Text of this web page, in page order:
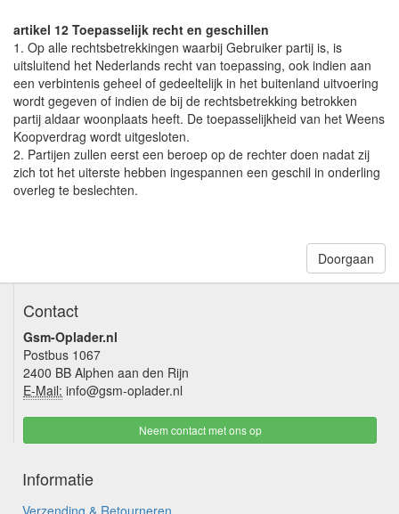
artikel 12 Toepasselijk recht en geschillen
1. Op alle rechtsbetrekkingen waarbij Gebruiker partij is, is
uitsluitend het Nederlands recht van toepassing, ook indien aan
een verbintenis geheel of gedeeltelijk in het buitenland uitvoering
wordt gegeven of indien de bij de rechtsbetrekking betrokken
partij aldaar woonplaats heeft. De toepasselijkheid van het Weens
Koopverdrag wordt uitgesloten.
2. Partijen zullen eerst een beroep op de rechter doen nadat zij
zich tot het uiterste hebben ingespannen een geschil in onderling
overleg te beslechten.
Doorgaan
Contact
Gsm-Oplader.nl
Postbus 1067
2400 BB Alphen aan den Rijn
E-Mail: info@gsm-oplader.nl
Neem contact met ons op
Informatie
Verzending & Retourneren